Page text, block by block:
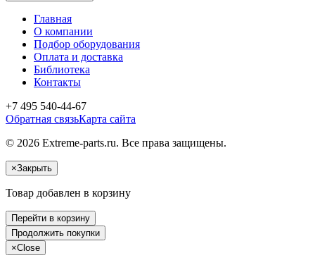
Главная
О компании
Подбор оборудования
Оплата и доставка
Библиотека
Контакты
+7 495 540-44-67
Обратная связьКарта сайта
© 2026 Extreme-parts.ru. Все права защищены.
×Закрыть
Товар добавлен в корзину
Перейти в корзину
Продолжить покупки
×Close